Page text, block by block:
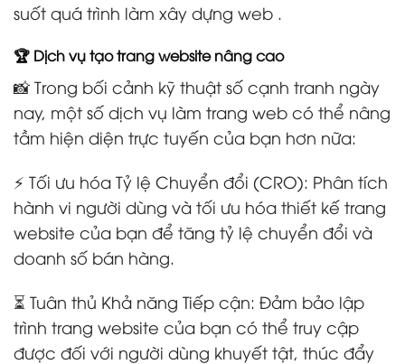
suốt quá trình làm xây dựng web .
🏆 Dịch vụ tạo trang website nâng cao
📸 Trong bối cảnh kỹ thuật số cạnh tranh ngày
nay, một số dịch vụ làm trang web có thể nâng
tầm hiện diện trực tuyến của bạn hơn nữa:
⚡ Tối ưu hóa Tỷ lệ Chuyển đổi (CRO): Phân tích
hành vi người dùng và tối ưu hóa thiết kế trang
website của bạn để tăng tỷ lệ chuyển đổi và
doanh số bán hàng.
⏳ Tuân thủ Khả năng Tiếp cận: Đảm bảo lập
trình trang website của bạn có thể truy cập
được đối với người dùng khuyết tật, thúc đẩy